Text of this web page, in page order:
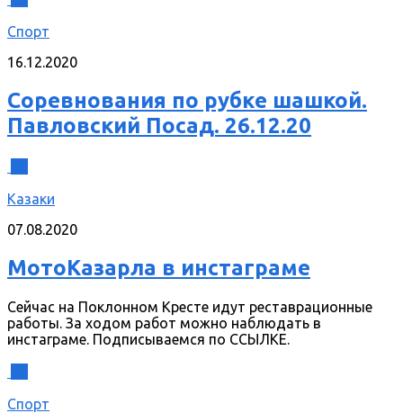
Спорт
16.12.2020
Соревнования по рубке шашкой.
Павловский Посад. 26.12.20
Казаки
07.08.2020
МотоКазарла в инстаграме
Сейчас на Поклонном Кресте идут реставрационные
работы. За ходом работ можно наблюдать в
инстаграме. Подписываемся по ССЫЛКЕ.
Спорт